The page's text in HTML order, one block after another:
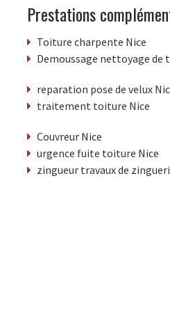
Prestations
Toiture charpente Nice
Demoussage nettoyage de
reparation pose de velux
traitement toiture Nice
Couvreur Nice
urgence fuite toiture Nice
zingueur travaux de